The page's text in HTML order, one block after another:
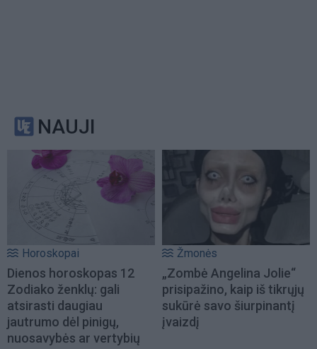
NAUJI
Horoskopai
Dienos horoskopas 12
Zodiako ženklų: gali
atsirasti daugiau
jautrumo dėl pinigų,
nuosavybės ar vertybių
Žmonės
„Zombė Angelina Jolie“
prisipažino, kaip iš tikrųjų
sukūrė savo šiurpinantį
įvaizdį